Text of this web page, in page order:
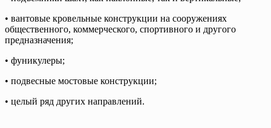
• вантовые кровельные конструкции на сооружениях
общественного, коммерческого, спортивного и другого
предназначения;
• фуникулеры;
• подвесные мостовые конструкции;
• целый ряд других направлений.